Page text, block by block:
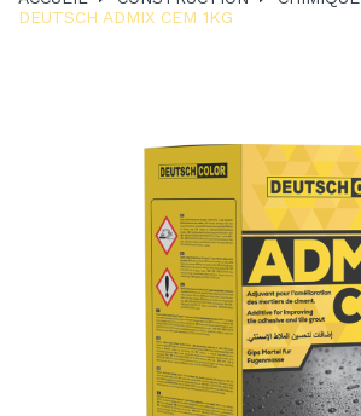
DEUTSCH ADMIX CEM 1KG